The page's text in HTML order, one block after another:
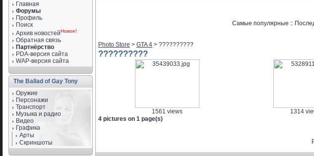
Главная
Форумы
Профиль
Поиск
Архив новостейНовое!
Обратная связь
Партнёрство
PDA-версия сайта
WAP-версия сайта
The Ballad of Gay Tony
Оружие
Персонажи
Транспорт
Музыка и радио
Видео
Графика
Арты
Скриншоты
Самые популярные ::
Photo Store > GTA 4 > ??????????
??????????
1561 views 1314
4 pictures on 1 page(s)